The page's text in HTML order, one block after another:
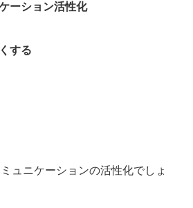
ーション活性化
する
ュニケーションの活性化でしょ